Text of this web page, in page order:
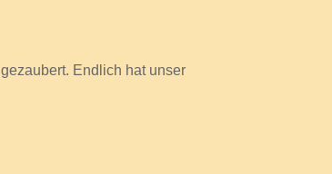
Endlich hat unser